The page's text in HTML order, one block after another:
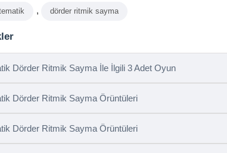
, dörder ritmik sayma
Dörder Ritmik Sayma İle İlgili 3 Adet Oyun
Dörder Ritmik Sayma Örüntüleri
Dörder Ritmik Sayma Örüntüleri